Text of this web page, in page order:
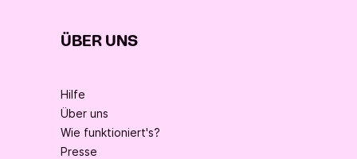
ÜBER UNS
Hilfe
Über uns
Wie funktioniert's?
Presse